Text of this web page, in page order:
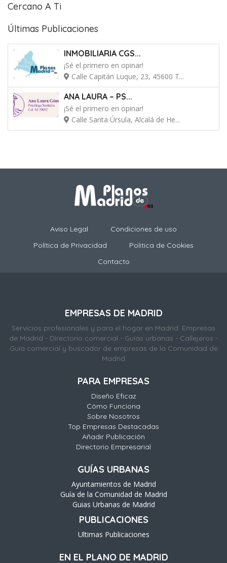
Cercano A Ti
Últimas Publicaciones
INMOBILIARIA CGS...
¡Sé el primero en opinar!
Calle Capitán Luque, 23, 45600 T...
ANA LAURA – PS...
¡Sé el primero en opinar!
Calle Santa Úrsula, Alcalá de He...
Aviso Legal
Condiciones de uso
Política de Privacidad
Politica de Cookies
Contacto
EMPRESAS DE MADRID
Servicios profesionales y para el hogar en Madrid. Empresas
de Madrid - Directorio comercial - Guías urbanas - Callejeros -
Guía comercial y buscador de empresas de la Comunidad de
Madrid
PARA EMPRESAS
Diseño Eficaz
Cómo Funciona
Sobre Nosotros
Top Empresas Destacadas
Añadir Publicación
Directorio Empresarial
GUÍAS URBANAS
Ayuntamientos de Madrid
Guía de la Comunidad de Madrid
Guias Urbanas de Madrid
PUBLICACIONES
Ultimas Publicaciones
EN EL PLANO DE MADRID